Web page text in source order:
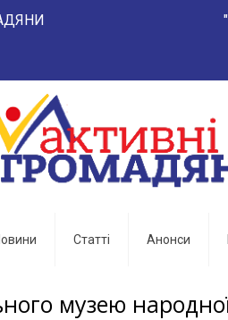
"НАРОД -
Статті Анонси
музею